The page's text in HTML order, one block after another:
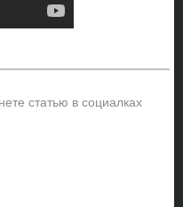
статью в социалках